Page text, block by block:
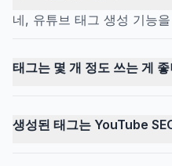
네, 유튜브 태그 생성 기능
태그는 몇 개 정도 쓰는 게
생성된 태그는 YouTube